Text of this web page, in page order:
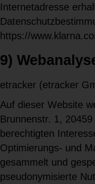
Internetadresse
https://
9)
etracker (etracker
Auf dieser Website
Brunnenstr. 1,
berechtigten
Optimierungs- und
gesammelt und
pseudonymisierte